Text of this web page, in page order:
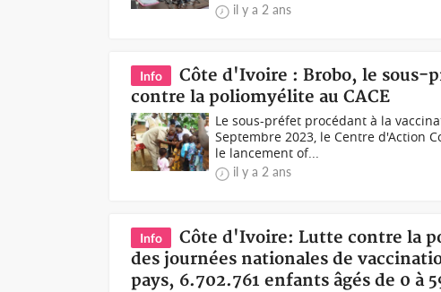
il y a 2 ans
Info
Côte d'Ivoire : Brobo, le sous-
contre la poliomyélite au CACE
Le sous-préfet procédant à la
Septembre 2023, le Centre d'Action
le lancement of...
il y a 2 ans
Info
Côte d'Ivoire: Lutte contre la
des journées nationales de
pays, 6.702.761 enfants âgés de 0 à